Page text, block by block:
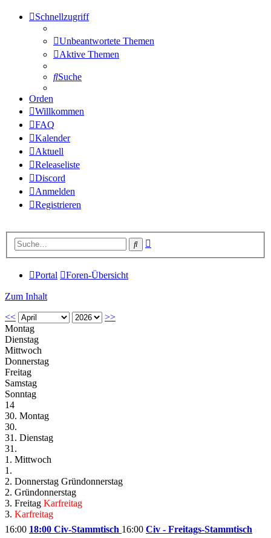
Schnellzugriff
Unbeantwortete Themen
Aktive Themen
Suche
Orden
Willkommen
FAQ
Kalender
Aktuell
Releaseliste
Discord
Anmelden
Registrieren
Suche
Portal Foren-Übersicht
Zum Inhalt
<<
>>
Montag
Dienstag
Mittwoch
Donnerstag
Freitag
Samstag
Sonntag
14
30. Montag
30.
31. Dienstag
31.
1. Mittwoch
1.
2. Donnerstag Gründonnerstag
2. Gründonnerstag
3. Freitag Karfreitag
3. Karfreitag
16:00 18:00 Civ-Stammtisch 16:00 Civ - Freitags-Stammtisch